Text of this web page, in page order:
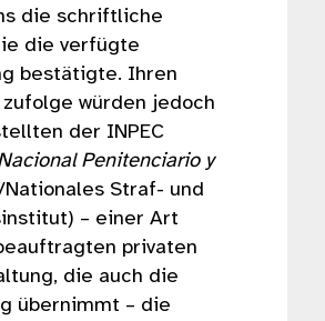
die schriftliche
die verfügte
bestätigte. Ihren
würden jedoch
der INPEC
Penitenciario y
Nationales Straf- und
– einer Art
privaten
die auch die
übernimmt – die